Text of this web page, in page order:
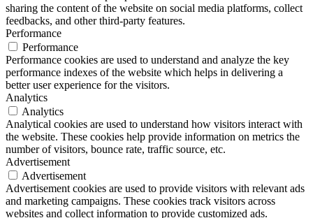
sharing the content of the website on social media platforms, collect
feedbacks, and other third-party features.
Performance
Performance
Performance cookies are used to understand and analyze the key
performance indexes of the website which helps in delivering a
better user experience for the visitors.
Analytics
Analytics
Analytical cookies are used to understand how visitors interact with
the website. These cookies help provide information on metrics the
number of visitors, bounce rate, traffic source, etc.
Advertisement
Advertisement
Advertisement cookies are used to provide visitors with relevant ads
and marketing campaigns. These cookies track visitors across
websites and collect information to provide customized ads.